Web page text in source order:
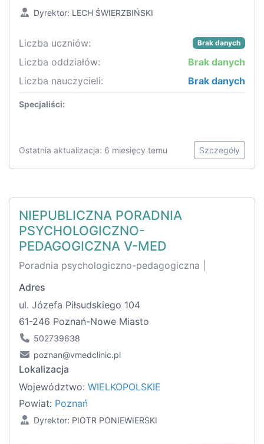
Dyrektor: LECH ŚWIERZBIŃSKI
Liczba uczniów: Brak danych
Liczba oddziałów:
Brak danych
Liczba nauczycieli:
Brak danych
Specjaliści:
Ostatnia aktualizacja: 6 miesięcy temu Szczegóły
NIEPUBLICZNA PORADNIA
PSYCHOLOGICZNO-
PEDAGOGICZNA V-MED
Poradnia psychologiczno-pedagogiczna |
Adres
ul. Józefa Piłsudskiego 104
61-246 Poznań-Nowe Miasto
502739638
poznan@vmedclinic.pl
Lokalizacja
Województwo: WIELKOPOLSKIE
Powiat: Poznań
Dyrektor: PIOTR PONIEWIERSKI